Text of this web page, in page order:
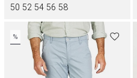
50 52 54 56 58
%